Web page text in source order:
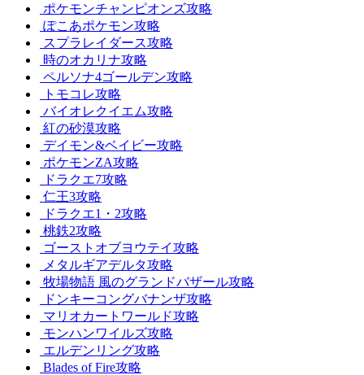
ポケモンチャンピオンズ攻略
ぽこあポケモン攻略
スプラレイダース攻略
時のオカリナ攻略
ペルソナ4ゴールデン攻略
トモコレ攻略
バイオレクイエム攻略
紅の砂漠攻略
デイモン&ベイビー攻略
ポケモンZA攻略
ドラクエ7攻略
仁王3攻略
ドラクエ1・2攻略
桃鉄2攻略
ゴーストオブヨウテイ攻略
メタルギアデルタ攻略
牧場物語 風のグランドバザール攻略
ドンキーコングバナンザ攻略
マリオカートワールド攻略
モンハンワイルズ攻略
エルデンリング攻略
Blades of Fire攻略